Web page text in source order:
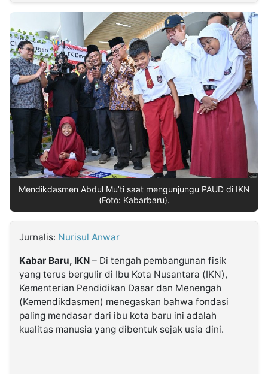
INDONESIA
Partner
Insight
NTB
Suara
Time
Lens
IDN
Daily
Jogja
Jalan
Rakyat
Idealita
News
Kita
Notice
Radar
Baru
Seedbacklink
Follow
Kabarbaru
Kabarbaru.co
2026
Mendikdasmen Abdul Mu’ti saat mengunjungu PAUD di IKN
(Foto: Kabarbaru).
Jurnalis: Nurisul Anwar
Kabar Baru, IKN – Di tengah pembangunan fisik
yang terus bergulir di Ibu Kota Nusantara (IKN),
Kementerian Pendidikan Dasar dan Menengah
(Kemendikdasmen) menegaskan bahwa fondasi
paling mendasar dari ibu kota baru ini adalah
kualitas manusia yang dibentuk sejak usia dini.